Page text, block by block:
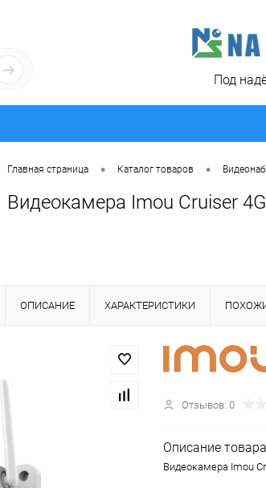
Под
Главная страница • Каталог товаров •
Видеокамера Imou Cruiser 4G
ОПИСАНИЕ ХАРАКТЕРИСТИКИ
Отзывов: 0
Описание
Видеокамера Imou